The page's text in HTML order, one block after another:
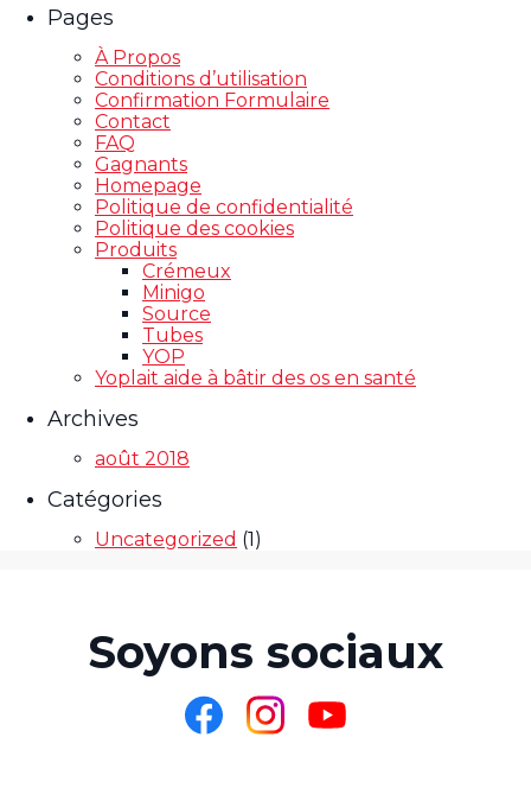
Pages
À Propos
Conditions d’utilisation
Confirmation Formulaire
Contact
FAQ
Gagnants
Homepage
Politique de confidentialité
Politique des cookies
Produits
Crémeux
Minigo
Source
Tubes
YOP
Yoplait aide à bâtir des os en santé
Archives
août 2018
Catégories
Uncategorized (1)
Soyons sociaux
Partagez
sur
Facebook
Partagez
sur
Instagram
Partagez
sur